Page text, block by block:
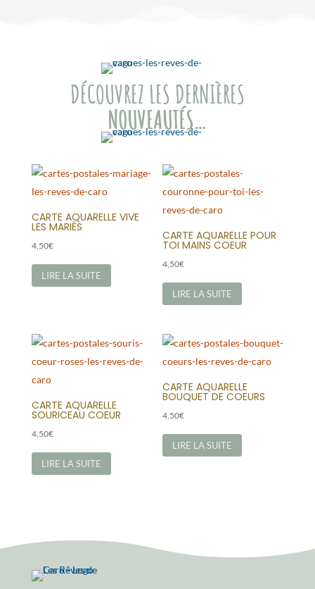
DÉCOUVREZ LES DERNIÈRES
NOUVEAUTÉS…
CARTE AQUARELLE VIVE
LES MARIÉS
4,50€
LIRE LA SUITE
CARTE AQUARELLE POUR
TOI MAINS COEUR
4,50€
LIRE LA SUITE
CARTE AQUARELLE
SOURICEAU COEUR
4,50€
LIRE LA SUITE
CARTE AQUARELLE
BOUQUET DE COEURS
4,50€
LIRE LA SUITE